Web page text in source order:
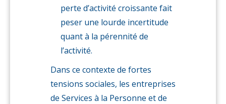
perte d’activité croissante fait
peser une lourde incertitude
quant à la pérennité de
l’activité.
Dans ce contexte de fortes
tensions sociales, les entreprises
de Services à la Personne et de